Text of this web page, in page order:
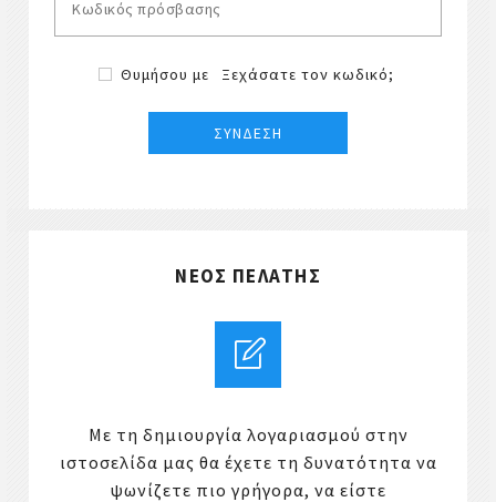
Θυμήσου με Ξεχάσατε τον κωδικό;
ΝΈΟΣ ΠΕΛΆΤΗΣ
Με τη δημιουργία λογαριασμού στην
ιστοσελίδα μας θα έχετε τη δυνατότητα να
ψωνίζετε πιο γρήγορα, να είστε